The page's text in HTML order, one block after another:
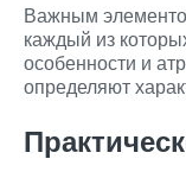
Важным
каждый из
особенности и
определяют